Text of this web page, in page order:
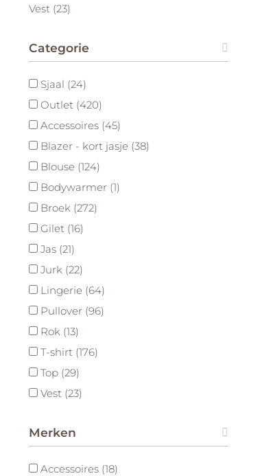
Vest (23)
Categorie
Sjaal (24)
Outlet (420)
Accessoires (45)
Blazer - kort jasje (38)
Blouse (124)
Bodywarmer (1)
Broek (272)
Gilet (16)
Jas (21)
Jurk (22)
Lingerie (64)
Pullover (96)
Rok (13)
T-shirt (176)
Top (29)
Vest (23)
Merken
Accessoires (18)